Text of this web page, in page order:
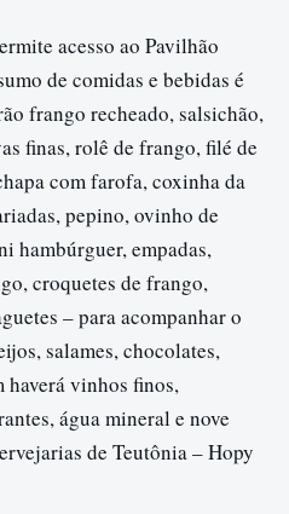
acesso ao Pavilhão
de comidas e bebidas é
frango recheado, salsichão,
finas, rolê de frango, filé de
com farofa, coxinha da
pepino, ovinho de
hambúrguer, empadas,
croquetes de frango,
– para acompanhar o
salames, chocolates,
haverá vinhos finos,
água mineral e nove
de Teutônia – Hopy